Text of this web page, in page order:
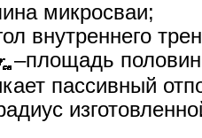
микросваи;
внутреннего
–площадь
пассивный